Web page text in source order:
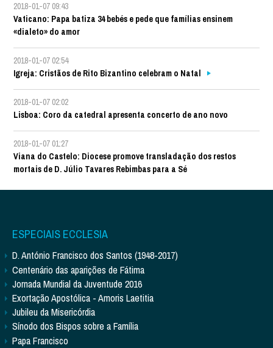
2018-01-07 09:43
Vaticano: Papa batiza 34 bebés e pede que famílias ensinem
«dialeto» do amor
2018-01-07 02:54
Igreja: Cristãos de Rito Bizantino celebram o Natal
2018-01-07 02:02
Lisboa: Coro da catedral apresenta concerto de ano novo
2018-01-07 01:27
Viana do Castelo: Diocese promove transladação dos restos
mortais de D. Júlio Tavares Rebimbas para a Sé
ESPECIAIS ECCLESIA
D. António Francisco dos Santos (1948-2017)
Centenário das aparições de Fátima
Jornada Mundial da Juventude 2016
Exortação Apostólica - Amoris Laetitia
Jubileu da Misericórdia
Sínodo dos Bispos sobre a Família
Papa Francisco